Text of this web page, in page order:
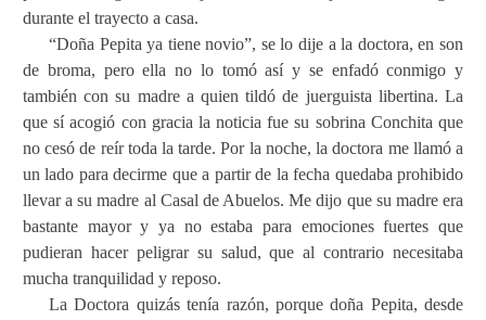
durante el trayecto a casa.
“Doña Pepita ya tiene novio”, se lo dije a la doctora, en son
de broma, pero ella no lo tomó así y se enfadó conmigo y
también con su madre a quien tildó de juerguista libertina. La
que sí acogió con gracia la noticia fue su sobrina Conchita que
no cesó de reír toda la tarde. Por la noche, la doctora me llamó a
un lado para decirme que a partir de la fecha quedaba prohibido
llevar a su madre al Casal de Abuelos. Me dijo que su madre era
bastante mayor y ya no estaba para emociones fuertes que
pudieran hacer peligrar su salud, que al contrario necesitaba
mucha tranquilidad y reposo.
La Doctora quizás tenía razón, porque doña Pepita, desde